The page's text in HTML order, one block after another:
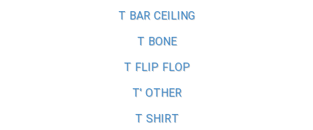
T BAR CEILING
T BONE
T FLIP FLOP
T' OTHER
T SHIRT